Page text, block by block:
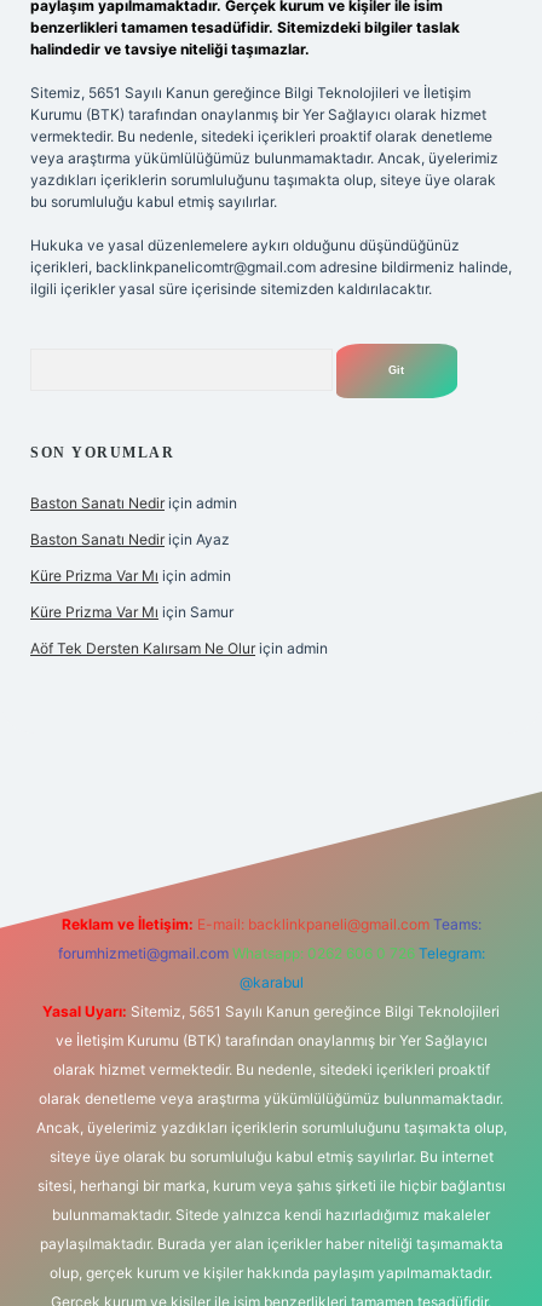
paylaşım yapılmamaktadır. Gerçek kurum ve kişiler ile isim
benzerlikleri tamamen tesadüfidir. Sitemizdeki bilgiler taslak
halindedir ve tavsiye niteliği taşımazlar.
Sitemiz, 5651 Sayılı Kanun gereğince Bilgi Teknolojileri ve İletişim
Kurumu (BTK) tarafından onaylanmış bir Yer Sağlayıcı olarak hizmet
vermektedir. Bu nedenle, sitedeki içerikleri proaktif olarak denetleme
veya araştırma yükümlülüğümüz bulunmamaktadır. Ancak, üyelerimiz
yazdıkları içeriklerin sorumluluğunu taşımakta olup, siteye üye olarak
bu sorumluluğu kabul etmiş sayılırlar.
Hukuka ve yasal düzenlemelere aykırı olduğunu düşündüğünüz
içerikleri, backlinkpanelicomtr@gmail.com adresine bildirmeniz halinde,
ilgili içerikler yasal süre içerisinde sitemizden kaldırılacaktır.
SON YORUMLAR
Baston Sanatı Nedir için admin
Baston Sanatı Nedir için Ayaz
Küre Prizma Var Mı için admin
Küre Prizma Var Mı için Samur
Aöf Tek Dersten Kalırsam Ne Olur için admin
Reklam ve İletişim: E-mail: backlinkpaneli@gmail.com Teams:
forumhizmeti@gmail.com Whatsapp: 0262 606 0 726 Telegram:
@karabul
Yasal Uyarı: Sitemiz, 5651 Sayılı Kanun gereğince Bilgi Teknolojileri
ve İletişim Kurumu (BTK) tarafından onaylanmış bir Yer Sağlayıcı
olarak hizmet vermektedir. Bu nedenle, sitedeki içerikleri proaktif
olarak denetleme veya araştırma yükümlülüğümüz bulunmamaktadır.
Ancak, üyelerimiz yazdıkları içeriklerin sorumluluğunu taşımakta olup,
siteye üye olarak bu sorumluluğu kabul etmiş sayılırlar. Bu internet
sitesi, herhangi bir marka, kurum veya şahıs şirketi ile hiçbir bağlantısı
bulunmamaktadır. Sitede yalnızca kendi hazırladığımız makaleler
paylaşılmaktadır. Burada yer alan içerikler haber niteliği taşımamakta
olup, gerçek kurum ve kişiler hakkında paylaşım yapılmamaktadır.
Gerçek kurum ve kişiler ile isim benzerlikleri tamamen tesadüfidir.